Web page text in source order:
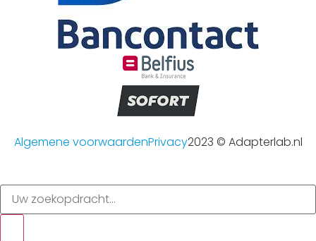
Algemene voorwaardenPrivacy2023 © Adapterlab.nl